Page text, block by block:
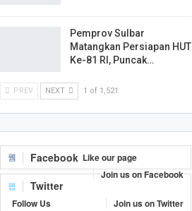
Pemprov Sulbar
Matangkan Persiapan HUT
Ke-81 RI, Puncak…
PREV NEXT 1 of 1,521
Facebook Like our page
Join us on Facebook
Twitter
Follow Us Join us on Twitter